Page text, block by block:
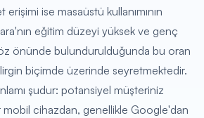
ise masaüstü kullanımının
eğitim düzeyi yüksek ve genç
göz önünde bulundurulduğunda bu oran
biçimde üzerinde seyretmektedir.
şudur: potansiyel müşteriniz
mobil cihazdan, genellikle Google'dan